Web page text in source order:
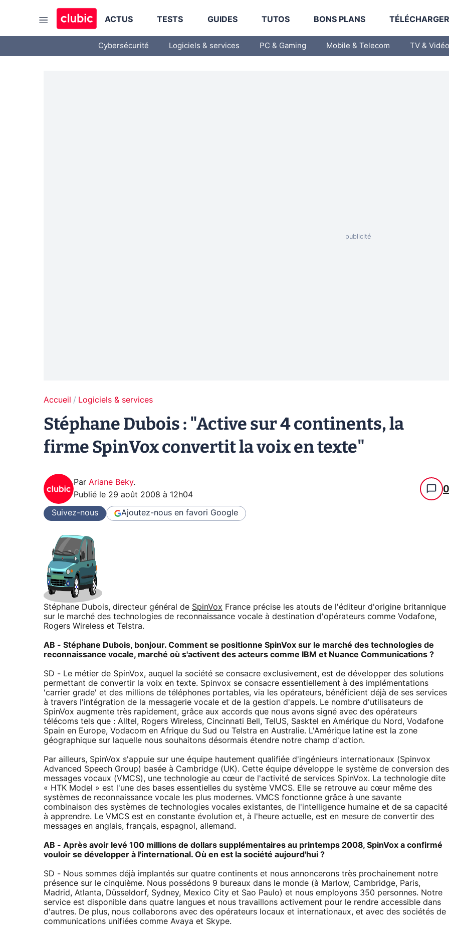
ACTUS TESTS GUIDES TUTOS BONS PLANS
Cybersécurité Logiciels & services PC & Gaming Mobile & Telecom TV & Vidéo
Accueil Logiciels & services
Stéphane Dubois : "Active sur 4 continents, la
firme SpinVox convertit la voix en texte"
Par Ariane Beky.
Publié le 29 août 2008 à 12h04 0
Suivez-nous Ajoutez-nous en favori Google
Stéphane Dubois, directeur général de SpinVox France précise les atouts de l'éditeur d'origine britannique
sur le marché des technologies de reconnaissance vocale à destination d'opérateurs comme Vodafone,
Rogers Wireless et Telstra.
AB - Stéphane Dubois, bonjour. Comment se positionne SpinVox sur le marché des technologies de
reconnaissance vocale, marché où s'activent des acteurs comme IBM et Nuance Communications ?
SD - Le métier de SpinVox, auquel la société se consacre exclusivement, est de développer des solutions
permettant de convertir la voix en texte. Spinvox se consacre essentiellement à des implémentations
'carrier grade' et des millions de téléphones portables, via les opérateurs, bénéficient déjà de ses services
à travers l'intégration de la messagerie vocale et de la gestion d'appels. Le nombre d'utilisateurs de
SpinVox augmente très rapidement, grâce aux accords que nous avons signé avec des opérateurs
télécoms tels que : Alltel, Rogers Wireless, Cincinnati Bell, TelUS, Sasktel en Amérique du Nord, Vodafone
Spain en Europe, Vodacom en Afrique du Sud ou Telstra en Australie. L'Amérique latine est la zone
géographique sur laquelle nous souhaitons désormais étendre notre champ d'action.
Par ailleurs, SpinVox s'appuie sur une équipe hautement qualifiée d'ingénieurs internationaux (Spinvox
Advanced Speech Group) basée à Cambridge (UK). Cette équipe développe le système de conversion des
messages vocaux (VMCS), une technologie au cœur de l'activité de services SpinVox. La technologie dite
« HTK Model » est l'une des bases essentielles du système VMCS. Elle se retrouve au cœur même des
systèmes de reconnaissance vocale les plus modernes. VMCS fonctionne grâce à une savante
combinaison des systèmes de technologies vocales existantes, de l'intelligence humaine et de sa capacité
à apprendre. Le VMCS est en constante évolution et, à l'heure actuelle, est en mesure de convertir des
messages en anglais, français, espagnol, allemand.
AB - Après avoir levé 100 millions de dollars supplémentaires au printemps 2008, SpinVox a confirmé
vouloir se développer à l'international. Où en est la société aujourd'hui ?
SD - Nous sommes déjà implantés sur quatre continents et nous annoncerons très prochainement notre
présence sur le cinquième. Nous possédons 9 bureaux dans le monde (à Marlow, Cambridge, Paris,
Madrid, Atlanta, Düsseldorf, Sydney, Mexico City et Sao Paulo) et nous employons 350 personnes. Notre
service est disponible dans quatre langues et nous travaillons activement pour le rendre accessible dans
d'autres. De plus, nous collaborons avec des opérateurs locaux et internationaux, et avec des sociétés de
communications unifiées comme Avaya et Skype.